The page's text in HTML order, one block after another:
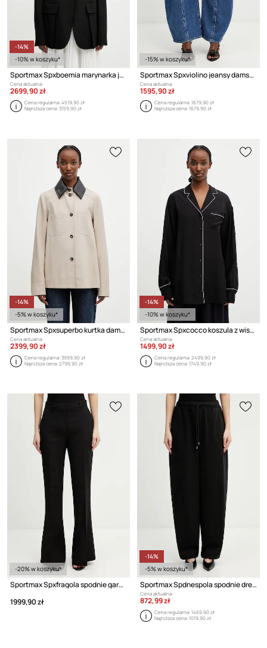
-14%
-10% w koszyku*
Sportmax Spxboemia marynarka jednorzędowa damska z wiskozą
Cena aktualna:
2699,90 zł
Cena regularna:4519,90 zł
Najniższa cena:3159,90 zł
-15% w koszyku*
Sportmax Spxviolino jeansy damskie
Cena aktualna:
1595,90 zł
Cena regularna:1679,90 zł
Najniższa cena:1679,90 zł
-14%
-5% w koszyku*
Sportmax Spxsuperbo kurtka damska
Cena aktualna:
2399,90 zł
Cena regularna:3999,90 zł
Najniższa cena:2799,90 zł
-14%
-10% w koszyku*
Sportmax Spxcocco koszula z wiskozy damska
Cena aktualna:
1499,90 zł
Cena regularna:2499,90 zł
Najniższa cena:1749,90 zł
-20% w koszyku*
Sportmax Spxfragola spodnie garniturowe z wiskozą damskie
1999,90 zł
-14%
-5% w koszyku*
Sportmax Spdnespola spodnie dresowe z bawełną damskie
Cena aktualna:
872,99 zł
Cena regularna:1469,90 zł
Najniższa cena:1019,90 zł